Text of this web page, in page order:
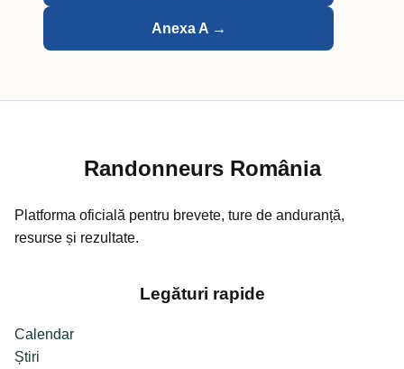
Anexa A →
Randonneurs România
Platforma oficială pentru brevete, ture de anduranță,
resurse și rezultate.
Legături rapide
Calendar
Știri